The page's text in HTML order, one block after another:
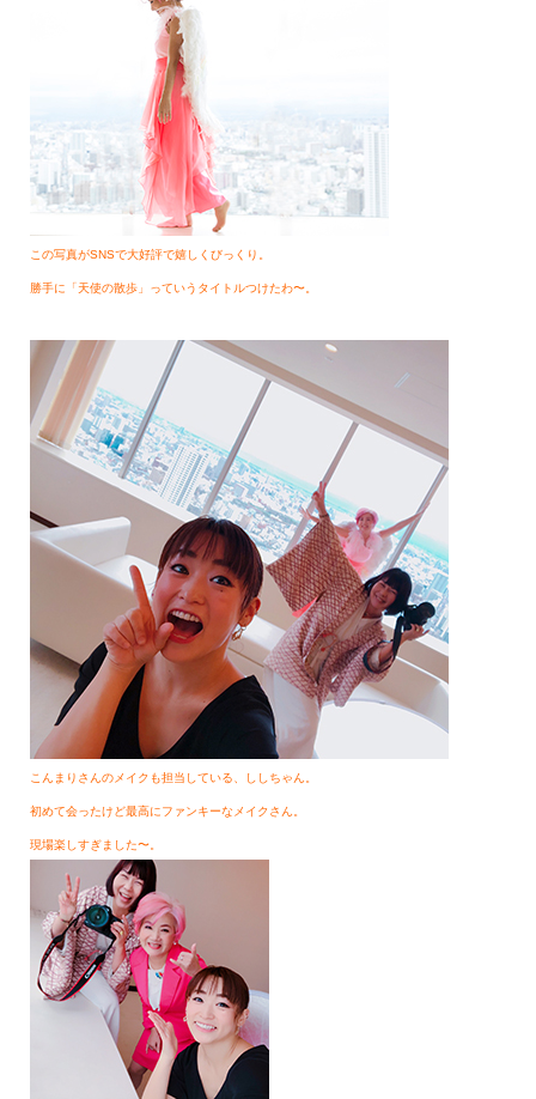
この写真がSNSで大好評で嬉しくびっくり。
勝手に「天使の散歩」っていうタイトルつけたわ〜。
こんまりさんのメイクも担当している、ししちゃん。
初めて会ったけど最高にファンキーなメイクさん。
現場楽しすぎました〜。